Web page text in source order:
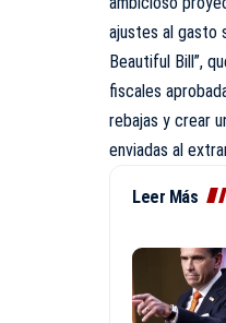
ajustes al gasto
Beautiful Bill”,
fiscales
rebajas y crear
enviadas al
Leer Más